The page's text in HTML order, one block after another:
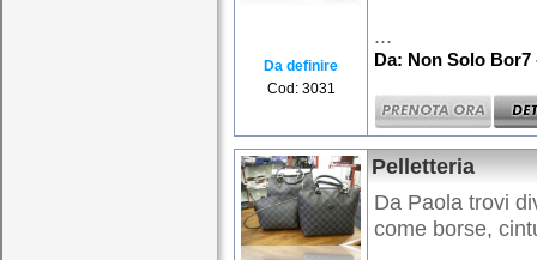
Da definire
Cod: 3031
...
Da: Non Solo
Pelletteria
Da Paola trovi
come borse,